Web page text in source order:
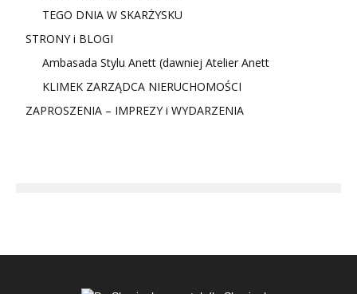
TEGO DNIA W SKARŻYSKU
STRONY i BLOGI
Ambasada Stylu Anett (dawniej Atelier Anett
KLIMEK ZARZĄDCA NIERUCHOMOŚCI
ZAPROSZENIA – IMPREZY i WYDARZENIA